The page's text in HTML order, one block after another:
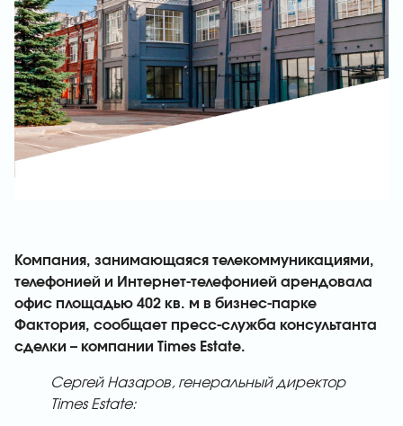
Компания, занимающаяся телекоммуникациями,
телефонией и Интернет-телефонией арендовала
офис площадью 402 кв. м в бизнес-парке
Фактория, сообщает пресс-служба консультанта
сделки – компании Times Estate.
Сергей Назаров, генеральный директор
Times Estate: